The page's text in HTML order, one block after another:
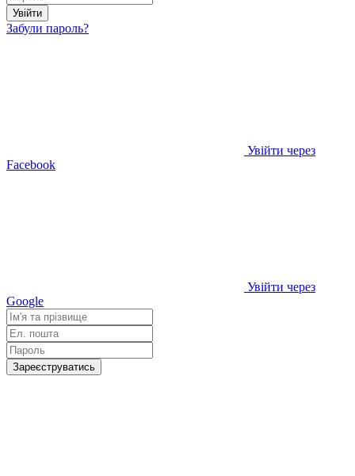
Увійти
Забули пароль?
Увійти через
Facebook
Увійти через
Google
Зареєструватись